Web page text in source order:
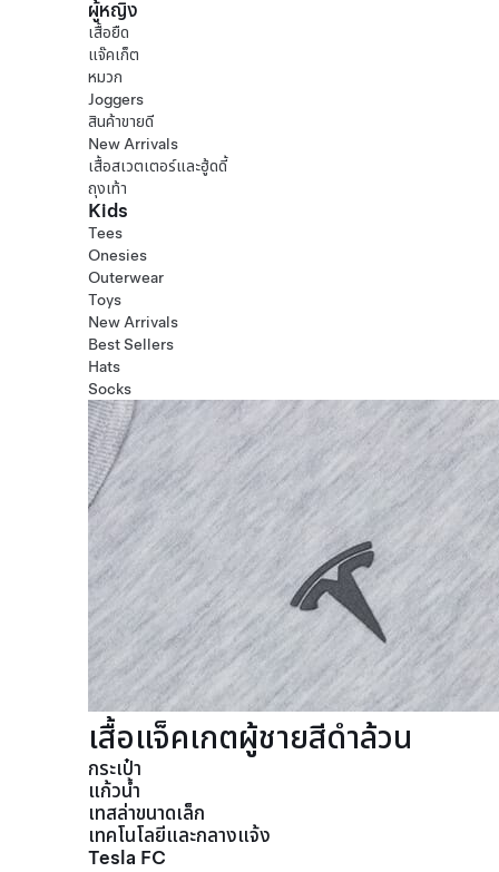
ผู้หญิง
เสื้อยืด
แจ๊คเก็ต
หมวก
Joggers
สินค้าขายดี
New Arrivals
เสื้อสเวตเตอร์และฮู้ดดี้
ถุงเท้า
Kids
Tees
Onesies
Outerwear
Toys
New Arrivals
Best Sellers
Hats
Socks
เสื้อแจ็คเกตผู้ชายสีดำล้วน
กระเป๋า
แก้วน้ำ
เทสล่าขนาดเล็ก
เทคโนโลยีและกลางแจ้ง
Tesla FC